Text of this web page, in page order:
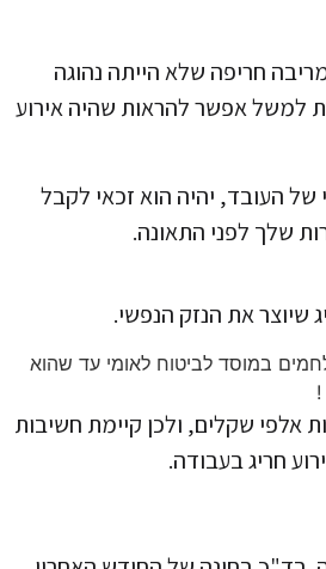
חריפה שלא הייתה נהוגה
למשל אפשר להראות שהיה אירוע
של העובד, יהיה הוא זכאי לקבל
שלך לפני התאונה.
שיוצר את הנזק הנפשי.
במוסד לביטוח לאומי עד שהוא
אלפי שקלים, ולכן קיימת חשיבות
חריג בעבודה.